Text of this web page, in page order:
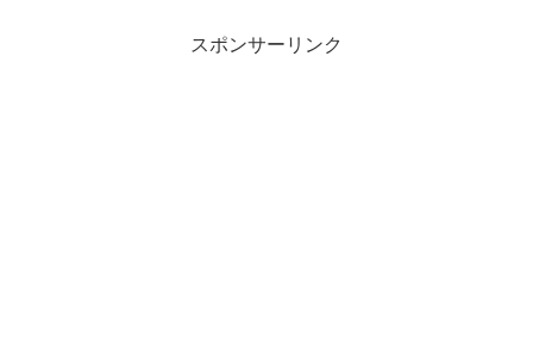
スポンサーリンク